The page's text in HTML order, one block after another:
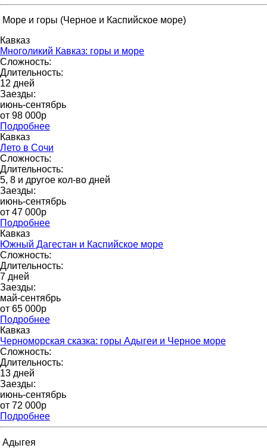
Море и горы (Черное и Каспийское море)
Кавказ
Многоликий Кавказ: горы и море
Сложность:
Длительность:
12 дней
Заезды:
июнь-сентябрь
от 98 000p
Подробнее
Кавказ
Лето в Сочи
Сложность:
Длительность:
5, 8 и другое кол-во дней
Заезды:
июнь-сентябрь
от 47 000р
Подробнее
Кавказ
Южный Дагестан и Каспийское море
Сложность:
Длительность:
7 дней
Заезды:
май-сентябрь
от 65 000p
Подробнее
Кавказ
Черноморская сказка: горы Адыгеи и Черное море
Сложность:
Длительность:
13 дней
Заезды:
июнь-сентябрь
от 72 000p
Подробнее
Адыгея